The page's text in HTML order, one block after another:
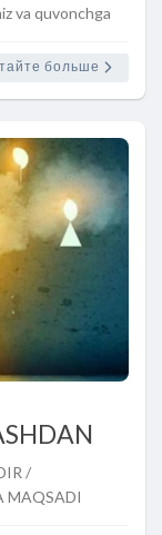
va quvonchga
больше
/
MAQSADI